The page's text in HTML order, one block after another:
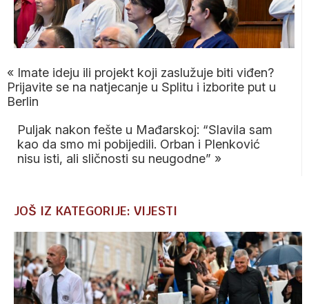
« Imate ideju ili projekt koji zaslužuje biti viđen?
Prijavite se na natjecanje u Splitu i izborite put u
Berlin
Puljak nakon fešte u Mađarskoj: “Slavila sam
kao da smo mi pobijedili. Orban i Plenković
nisu isti, ali sličnosti su neugodne” »
JOŠ IZ KATEGORIJE: VIJESTI